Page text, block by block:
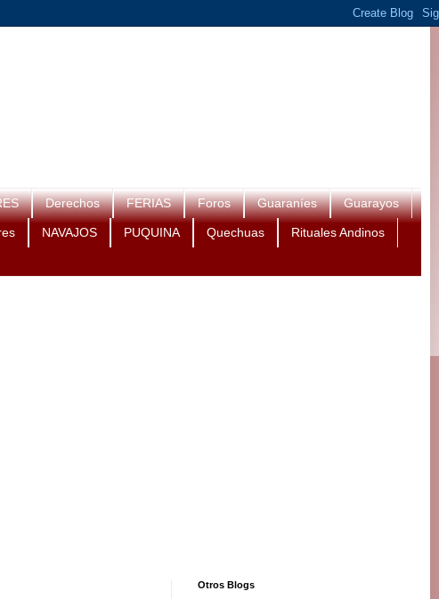
Derechos FERIAS Foros Guaraníes Guarayos
NAVAJOS PUQUINA Quechuas Rituales Andinos
Otros Blogs